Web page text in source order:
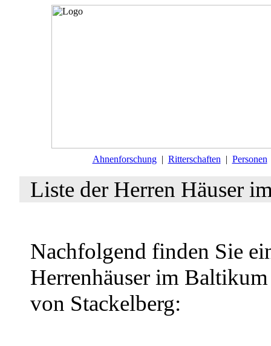
Ahnenforschung | Ritterschaften | Personen
Liste der Herren Häuser
Nachfolgend finden Sie
Herrenhäuser im
von Stackelberg: